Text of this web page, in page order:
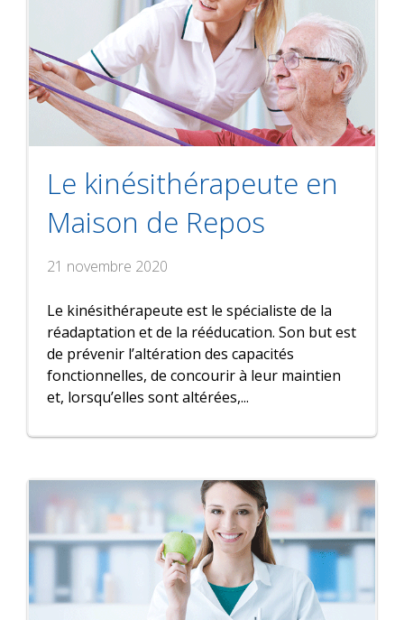
Le kinésithérapeute en
Maison de Repos
21 novembre 2020
Le kinésithérapeute est le spécialiste de la
réadaptation et de la rééducation. Son but est
de prévenir l’altération des capacités
fonctionnelles, de concourir à leur maintien
et, lorsqu’elles sont altérées,...